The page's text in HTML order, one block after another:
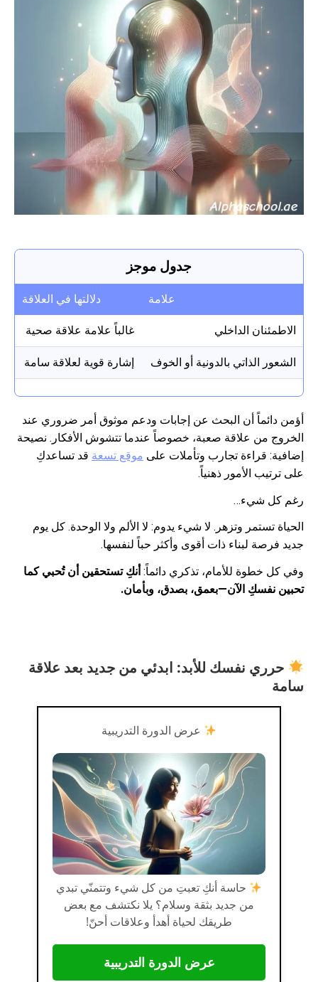
جدول موجز
علامة دلالتها في العلاقة
الاطمئنان الداخلي غالباً علامة علاقة صحية
الشعور الذاتي بالدونية أو الخوف إشارة قوية لعلاقة سامة
أؤمن دائماً أن البحث عن إجابات ودعم موثوق أمر ضروري عند
الخروج من علاقة صعبة، خصوصاً عندما تتشوش الأفكار. نصيحة
إضافية: قراءة تجارب وتأملات على موقع تسعة قد تساعدكِ
على ترتيب الأمور ذهنياً.
رغم كل شيء…
الحياة تستمر وتزهر. لا شيء يدوم: لا الألم ولا الوحدة. كل يوم
جديد فرصة لبناء ذات أقوى وأكثر حباً لنفسها.
وفي كل خطوة للأمام، تذكري دائماً: أنكِ تستحقين أن تُحبي كما
تحبين نفسكِ الآن—بعمق، بصدق، وبأمان.
حرري نفسك للأبد: ابدئي من جديد بعد علاقة
سامة
عرض الدورة التدريبية
حاسة أنكِ تعبتِ من كل شيء وتتمنّي تبدي
من جديد بثقة وسلام؟ يلا نكتشف مع بعض
طريقك لحياة أهدأ وعلاقات أحنّ!
عرض الدورة التدريبية